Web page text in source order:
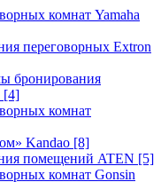
комнат Yamaha
переговорных Extron
бронирования
[4]
комнат
Kandao [8]
помещений ATEN [5]
комнат Gonsin